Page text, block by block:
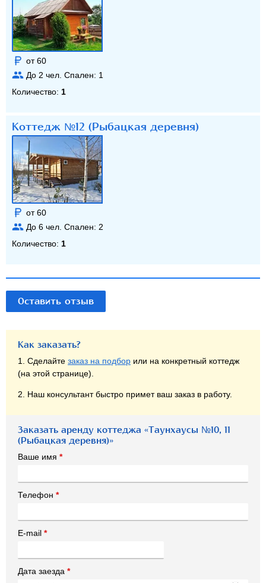
от 60
До 2 чел. Спален: 1
Количество: 1
Коттедж №12 (Рыбацкая деревня)
от 60
До 6 чел. Спален: 2
Количество: 1
Оставить отзыв
Как заказать?
1. Сделайте заказ на подбор или на конкретный коттедж
(на этой странице).
2. Наш консультант быстро примет ваш заказ в работу.
Заказать аренду коттеджа «Таунхаусы №10, 11
(Рыбацкая деревня)»
Ваше имя *
Телефон *
E-mail *
Дата заезда *